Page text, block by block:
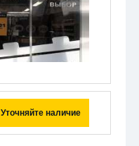
Уточняйте наличие